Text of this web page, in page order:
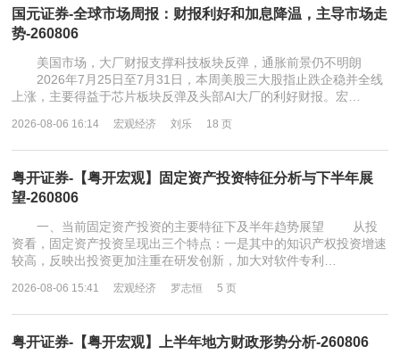
国元证券-全球市场周报：财报利好和加息降温，主导市场走
势-260806
美国市场，大厂财报支撑科技板块反弹，通胀前景仍不明朗
2026年7月25日至7月31日，本周美股三大股指止跌企稳并全线
上涨，主要得益于芯片板块反弹及头部AI大厂的利好财报。宏…
2026-08-06 16:14 宏观经济 刘乐 18 页
粤开证券-【粤开宏观】固定资产投资特征分析与下半年展
望-260806
一、当前固定资产投资的主要特征下及半年趋势展望 从投
资看，固定资产投资呈现出三个特点：一是其中的知识产权投资增速
较高，反映出投资更加注重在研发创新，加大对软件专利…
2026-08-06 15:41 宏观经济 罗志恒 5 页
粤开证券-【粤开宏观】上半年地方财政形势分析-260806